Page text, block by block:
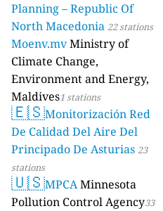
Planning – Republic Of
North Macedonia 22 stations
Moenv.mvMinistry of
Climate Change,
Environment and Energy,
Maldives1 stations
🇪🇸Monitorización Red
De Calidad Del Aire Del
Principado De Asturias 23
stations
🇺🇸MPCAMinnesota
Pollution Control Agency33